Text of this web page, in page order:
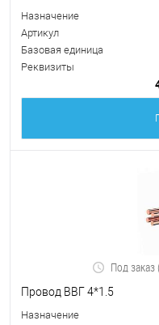
Назначение
Артикул
Базовая единица
Реквизиты
Под
Провод ВВГ 4*1.5
Назначение